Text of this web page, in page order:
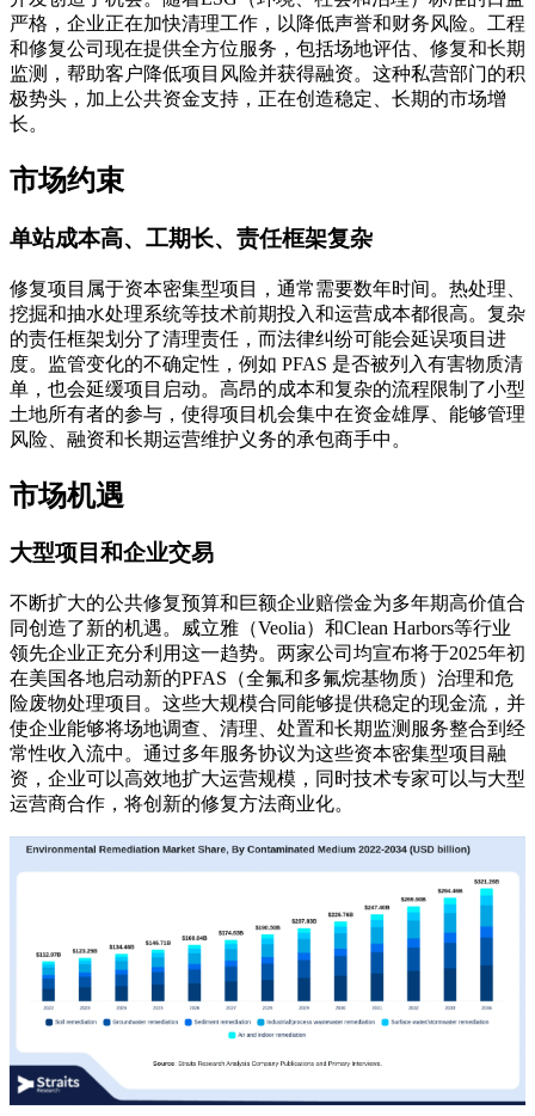
严格，企业正在加快清理工作，以降低声誉和财务风险。工程
和修复公司现在提供全方位服务，包括场地评估、修复和长期
监测，帮助客户降低项目风险并获得融资。这种私营部门的积
极势头，加上公共资金支持，正在创造稳定、长期的市场增
长。
市场约束
单站成本高、工期长、责任框架复杂
修复项目属于资本密集型项目，通常需要数年时间。热处理、
挖掘和抽水处理系统等技术前期投入和运营成本都很高。复杂
的责任框架划分了清理责任，而法律纠纷可能会延误项目进
度。监管变化的不确定性，例如 PFAS 是否被列入有害物质清
单，也会延缓项目启动。高昂的成本和复杂的流程限制了小型
土地所有者的参与，使得项目机会集中在资金雄厚、能够管理
风险、融资和长期运营维护义务的承包商手中。
市场机遇
大型项目和企业交易
不断扩大的公共修复预算和巨额企业赔偿金为多年期高价值合
同创造了新的机遇。威立雅（Veolia）和Clean Harbors等行业
领先企业正充分利用这一趋势。两家公司均宣布将于2025年初
在美国各地启动新的PFAS（全氟和多氟烷基物质）治理和危
险废物处理项目。这些大规模合同能够提供稳定的现金流，并
使企业能够将场地调查、清理、处置和长期监测服务整合到经
常性收入流中。通过多年服务协议为这些资本密集型项目融
资，企业可以高效地扩大运营规模，同时技术专家可以与大型
运营商合作，将创新的修复方法商业化。